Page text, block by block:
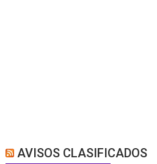
AVISOS CLASIFICADOS